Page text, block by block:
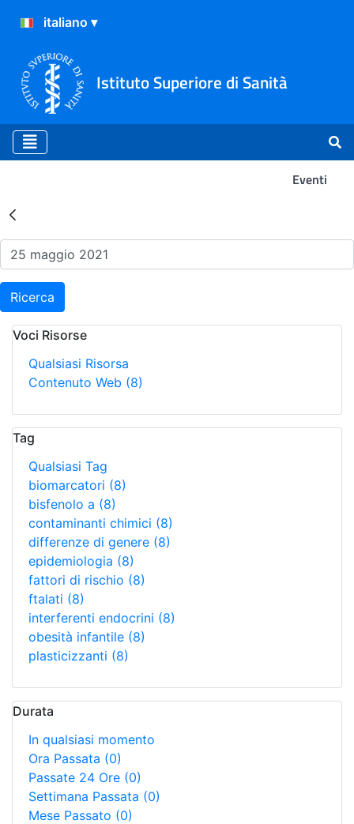
Istituto Superiore di Sanità
Eventi
Risultati della Ricerca -
Ricerca
Voci Risorse
Qualsiasi Risorsa
Contenuto Web (8)
Tag
Qualsiasi Tag
biomarcatori (8)
bisfenolo a (8)
contaminanti chimici (8)
differenze di genere (8)
epidemiologia (8)
fattori di rischio (8)
ftalati (8)
interferenti endocrini (8)
obesità infantile (8)
plasticizzanti (8)
Durata
In qualsiasi momento
Ora Passata (0)
Passate 24 Ore (0)
Settimana Passata (0)
Mese Passato (0)